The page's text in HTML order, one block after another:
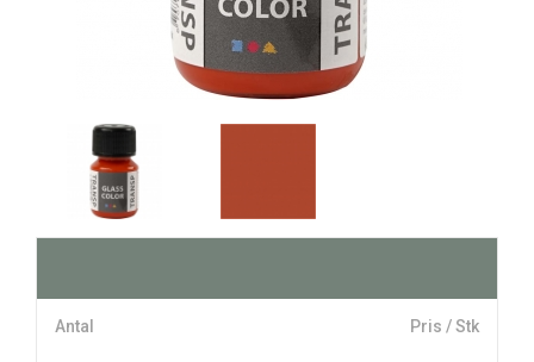
Antal Pris / Stk